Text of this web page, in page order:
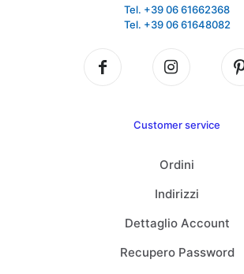
Tel. +39 06 61662368
Tel. +39 06 61648082
Customer service
Ordini
Indirizzi
Dettaglio Account
Recupero Password